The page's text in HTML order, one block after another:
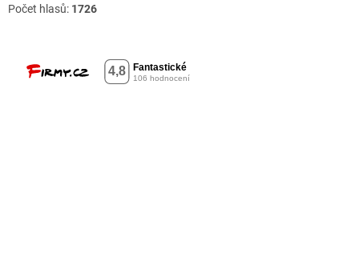
Počet hlasů: 1726